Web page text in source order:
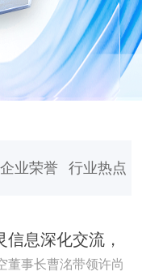
企业荣誉 行业热点
息深化交流，
落地发展
董事长曹洺带领许尚